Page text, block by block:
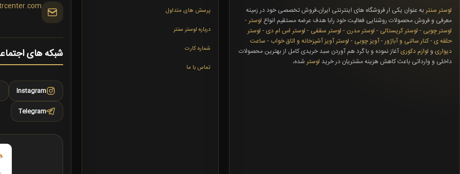
لوستر سنتر به عنوان یکی ار فروشگاه های اینترنتی ایران،فروش تخصصی خود در زمینه
معرفی و فروش محصولات روشنایی فعالیت خود رابا هدف عرضه مستقیم انواع لوستر -
لوستر چوبی - لوستر کریستالی - لوستر مدرن - لوستر سقفی - لوستر اس ام دی- لوستر
حلقه ی-کنار سالنی و آباژور-آویز چوبی - لوستر آویز آشپزخانه و اتاق خواب - ساعت
دیواری و لوازم دکوریآغاز نموده و با گرد هم آوردن سبد خریدی کامل از بهترین محصولات
داخلی و وارداتی باعث کاهش هزینه مشتریان در خرید لوستر شده،
پرسش های متداول
درباره لوستر سنتر
شماره کارت
تماس با ما
شبکه های
Instagram
Telegram